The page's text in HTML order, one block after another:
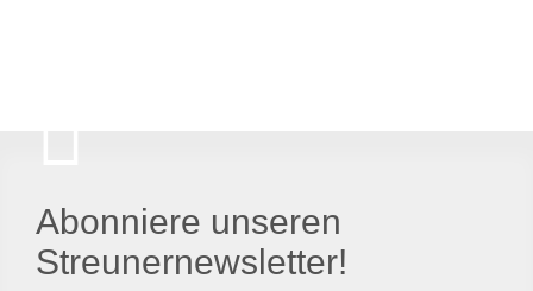
Abonniere unseren
Streunernewsletter!